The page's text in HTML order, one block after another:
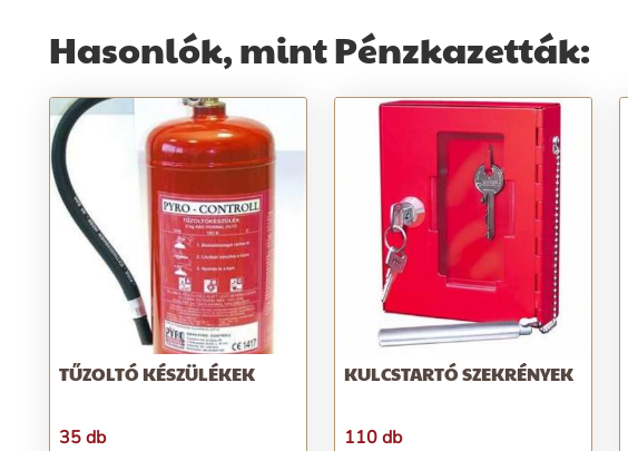
Hasonlók, mint Pénzkazetták:
TŰZOLTÓ KÉSZÜLÉKEK
35 db
KULCSTARTÓ SZEKRÉNYEK
110 db